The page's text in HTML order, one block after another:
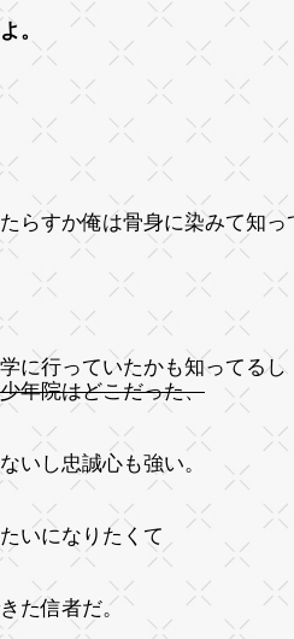
。
らすか俺は骨身に染みて知っ
に行っていたかも知ってるし
年院はどこだった、
いし忠誠心も強い。
いになりたくて
た信者だ。